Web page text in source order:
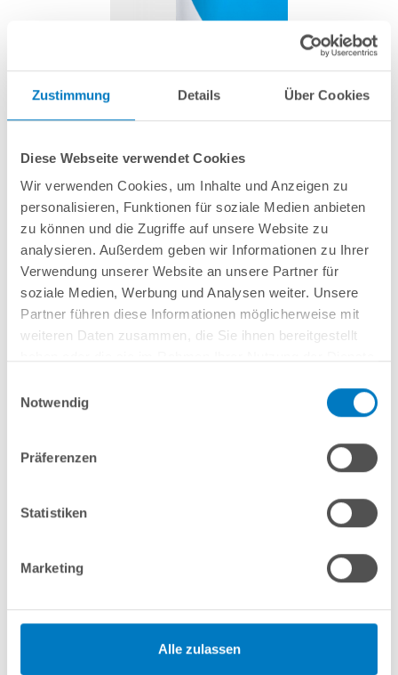
Zustimmung Details Über Cookies
Diese Webseite verwendet Cookies
Wir verwenden Cookies, um Inhalte und Anzeigen zu
personalisieren, Funktionen für soziale Medien anbieten
zu können und die Zugriffe auf unsere Website zu
analysieren. Außerdem geben wir Informationen zu Ihrer
Verwendung unserer Website an unsere Partner für
soziale Medien, Werbung und Analysen weiter. Unsere
Partner führen diese Informationen möglicherweise mit
weiteren Daten zusammen, die Sie ihnen bereitgestellt
Notwendig
Präferenzen
Statistiken
Marketing
Alle zulassen
54,99 € *
inkl. gesetzlicher MwSt.zzgl. Versandkosten; ab 99,- frachtfrei
Lieferung in ca. 1-3 Arbeitstagen
Handlaufsegment für POOLSANA Kombi-Spezialhandlauf für HQ-
Stahlwandbecken Ø 3,50 m | Aluminium
Vergleichen Merken
Fragen? Wir helfen Ihnen gerne weiter:
Anfrageformular
Produktbeschreibung